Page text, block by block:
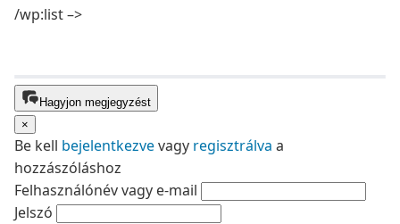
/wp:list –>
Hagyjon megjegyzést
×
Be kell bejelentkezvevagy regisztrálva a
hozzászóláshoz
Felhasználónév vagy e-mail
Jelszó